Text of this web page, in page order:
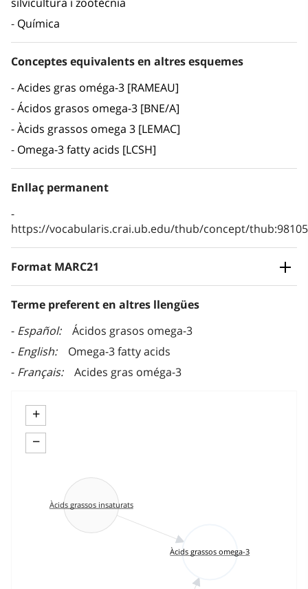
Química
Conceptes equivalents en altres esquemes
Acides gras oméga-3 [RAMEAU]
Ácidos grasos omega-3 [BNE/A]
Àcids grassos omega 3 [LEMAC]
Omega-3 fatty acids [LCSH]
Enllaç permanent
https://vocabularis.crai.ub.edu/thub/concept/
Format MARC21
Terme preferent en altres llengües
Español
Ácidos grasos omega-3
English
Omega-3 fatty acids
Français
Acides gras oméga-3
+
−
Àcids grassos omega-3
Àcids grassos insaturats